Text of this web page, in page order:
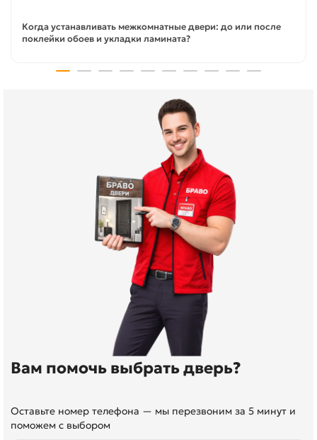
Когда устанавливать межкомнатные двери: до или после
поклейки обоев и укладки ламината?
Вам помочь выбрать дверь?
Оставьте номер телефона — мы перезвоним за 5 минут и
поможем с выбором